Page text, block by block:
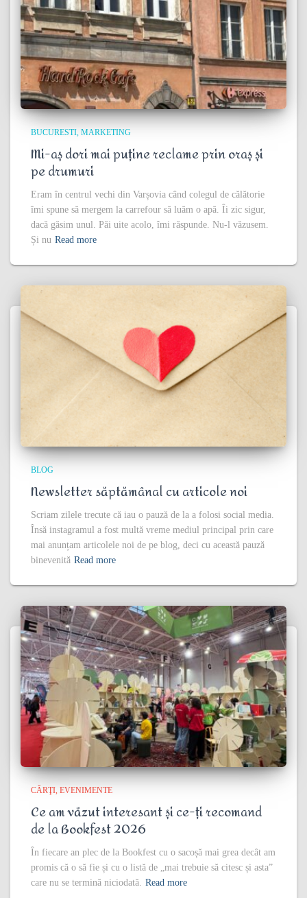
BUCURESTI MARKETING
Mi-aș dori mai puține reclame prin oraș și
pe drumuri
Eram în centrul vechi din Varșovia când colegul de călătorie
îmi spune să mergem la carrefour să luăm o apă. Îi zic sigur,
dacă găsim unul. Păi uite acolo, îmi răspunde. Nu-l văzusem.
Și nu Read more
BLOG
Newsletter săptămânal cu articole noi
Scriam zilele trecute că iau o pauză de la a folosi social media.
Însă instagramul a fost multă vreme mediul principal prin care
mai anunțam articolele noi de pe blog, deci cu această pauză
binevenită Read more
CĂRŢI EVENIMENTE
Ce am văzut interesant și ce-ți recomand
de la Bookfest 2026
În fiecare an plec de la Bookfest cu o sacoșă mai grea decât am
promis că o să fie și cu o listă de „mai trebuie să citesc și asta”
care nu se termină niciodată. Read more